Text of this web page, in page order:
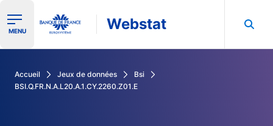
Ouvrir le menu de navigation
MENU Webstat
Accueil Jeux de données
Bsi
BSI.Q.FR.N.A.L20.A.1.CY.2260.Z01.E